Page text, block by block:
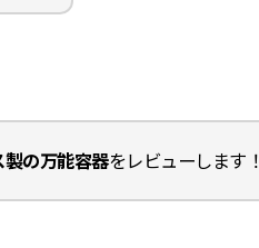
の万能容器をレビューします！